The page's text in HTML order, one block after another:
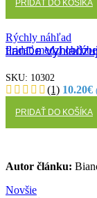
stránke
produktu.
PRIDAŤ DO KOŠÍKA
Rýchly náhľad
Pridať medzi
tianDe
SKU: 10302
(1) 10.20€
PRIDAŤ DO KOŠÍKA
Autor článku:
Novšie